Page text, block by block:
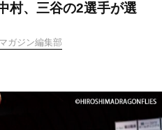
村、三谷の2選手が選
ガジン編集部